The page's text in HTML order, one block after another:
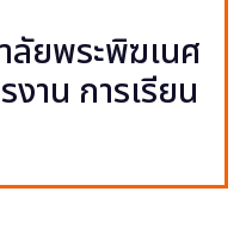
ลัยพระพิฆเนศ
าน การเรียน